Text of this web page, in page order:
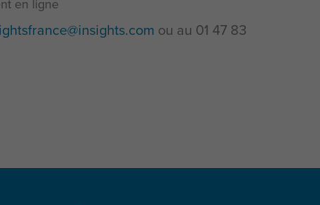
en ligne
ou au 01 47 83